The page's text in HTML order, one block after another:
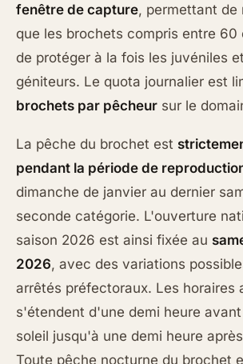
fenêtre de capture, permettant de
que les brochets compris entre
de protéger à la fois les juvéniles
géniteurs. Le quota journalier est
brochets par pêcheur sur le
La pêche du brochet est
pendant la période de
dimanche de janvier au dernier
seconde catégorie. L'ouverture
saison 2026 est ainsi fixée au
2026, avec des variations
arrêtés préfectoraux. Les horaires
s'étendent d'une demi heure
soleil jusqu'à une demi heure
Toute pêche nocturne du brochet